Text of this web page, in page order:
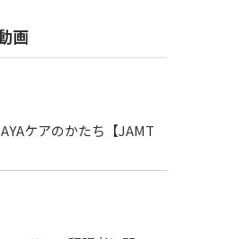
画
ケアのかたち【JAMT